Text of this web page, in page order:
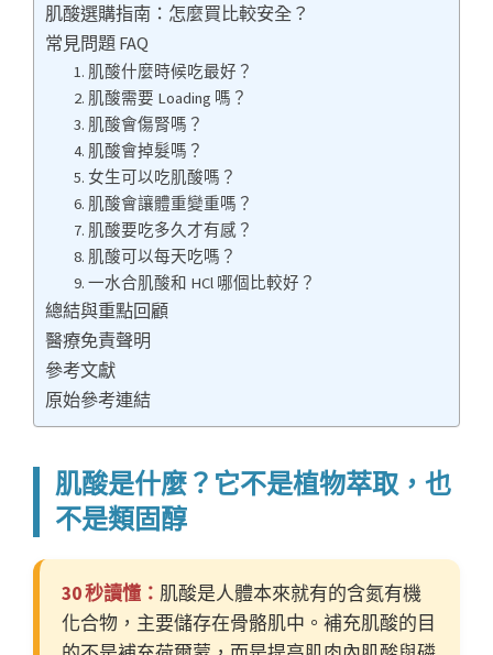
肌酸選購指南：怎麼買比較安全？
常見問題 FAQ
1. 肌酸什麼時候吃最好？
2. 肌酸需要 Loading 嗎？
3. 肌酸會傷腎嗎？
4. 肌酸會掉髮嗎？
5. 女生可以吃肌酸嗎？
6. 肌酸會讓體重變重嗎？
7. 肌酸要吃多久才有感？
8. 肌酸可以每天吃嗎？
9. 一水合肌酸和 HCl 哪個比較好？
總結與重點回顧
醫療免責聲明
參考文獻
原始參考連結
肌酸是什麼？它不是植物萃取，也
不是類固醇
30 秒讀懂： 肌酸是人體本來就有的含氮有機
化合物，主要儲存在骨骼肌中。補充肌酸的目